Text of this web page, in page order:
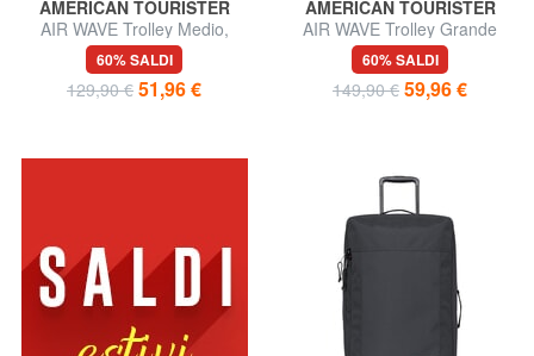
AMERICAN TOURISTER
AIR WAVE Trolley Medio,
espandibile
60% SALDI
129,90 € 51,96 €
AMERICAN TOURISTER
AIR WAVE Trolley Grande
60% SALDI
149,90 € 59,96 €